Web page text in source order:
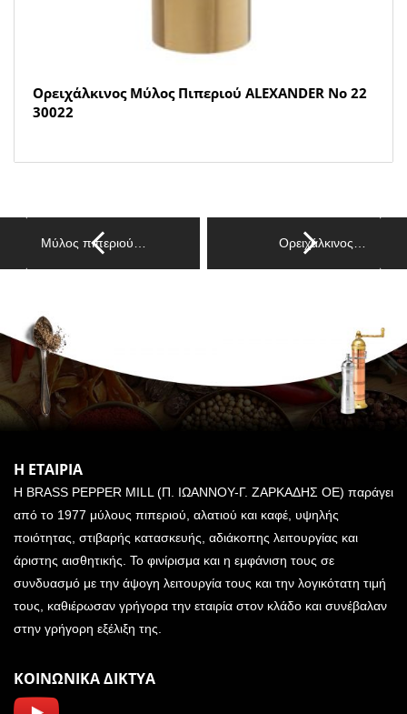
Ορειχάλκινος Μύλος Πιπεριού ALEXANDER Νο 22
30022
Μύλος πιπεριού… Ορειχάλκινος…
Η ΕΤΑΙΡΙΑ
Η BRASS PEPPER MILL (Π. ΙΩΑΝΝΟΥ-Γ. ΖΑΡΚΑΔΗΣ ΟΕ) παράγει
από το 1977 μύλους πιπεριού, αλατιού και καφέ, υψηλής
ποιότητας, στιβαρής κατασκευής, αδιάκοπης λειτουργίας και
άριστης αισθητικής. Το φινίρισμα και η εμφάνιση τους σε
συνδυασμό με την άψογη λειτουργία τους και την λογικότατη τιμή
τους, καθιέρωσαν γρήγορα την εταιρία στον κλάδο και συνέβαλαν
στην γρήγορη εξέλιξη της.
ΚΟΙΝΩΝΙΚΑ ΔΙΚΤΥΑ